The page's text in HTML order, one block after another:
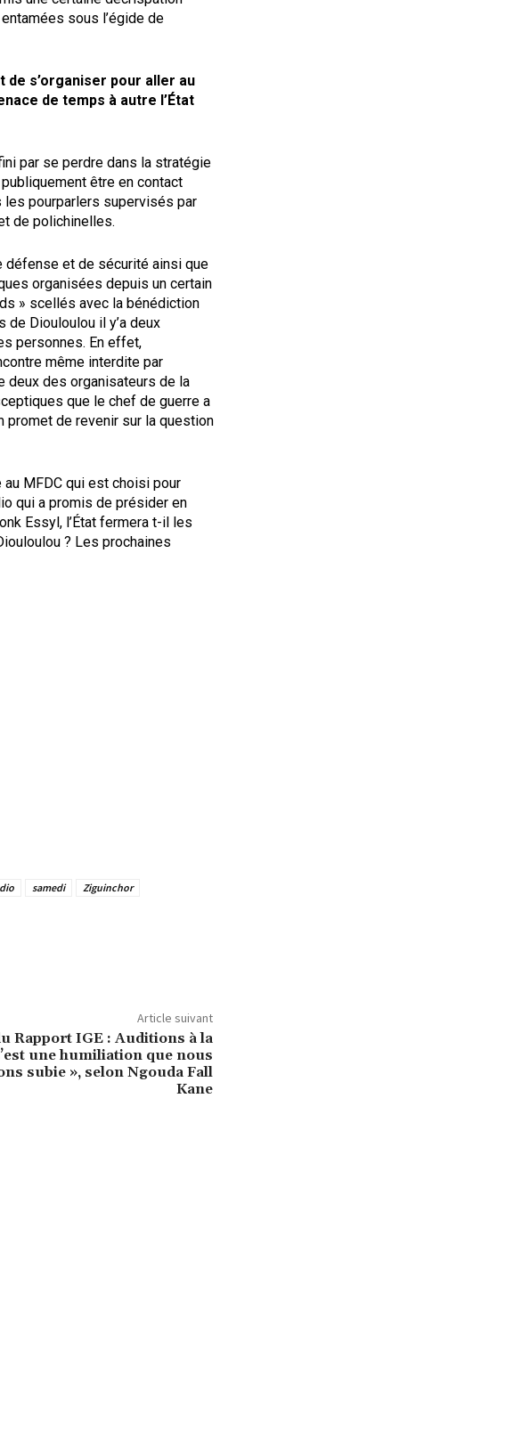
sous l’égide de
de s’organiser pour aller au
de temps à autre l’État
par se perdre dans la stratégie
être en contact
pourparlers supervisés par
de polichinelles.
et de sécurité ainsi que
organisées depuis un certain
» scellés avec la bénédiction
de Diouloulou il y’a deux
personnes. En effet,
même interdite par
deux des organisateurs de la
que le chef de guerre a
promet de revenir sur la question
MFDC qui est choisi pour
qui a promis de présider en
Essyl, l’État fermera t-il les
? Les prochaines
samedi Ziguinchor
Article suivant
Rapport IGE : Auditions à la
une humiliation que nous
subie », selon Ngouda Fall
Kane